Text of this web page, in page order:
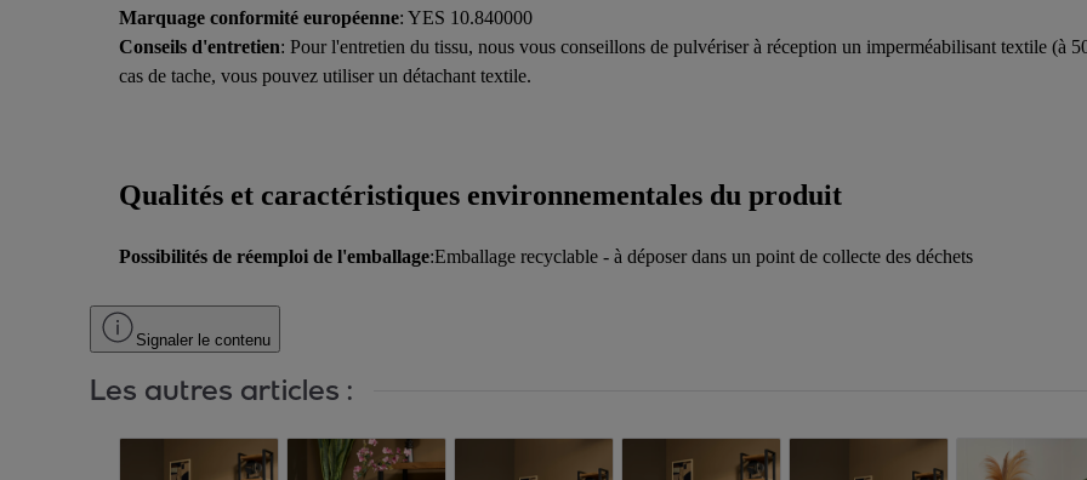
Marquage conformité européenne: YES 10.840000
Conseils d'entretien: Pour l'entretien du tissu, nous vous conseillons de pulvériser à réception un imperméabilisant textile (à
cas de tache, vous pouvez utiliser un détachant textile.
Qualités et caractéristiques environnementales du produit
Possibilités de réemploi de l'emballage:Emballage recyclable - à déposer dans un point de collecte des déchets
Signaler le contenu
Les autres articles :